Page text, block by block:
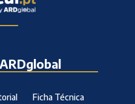
Ficha Técnica